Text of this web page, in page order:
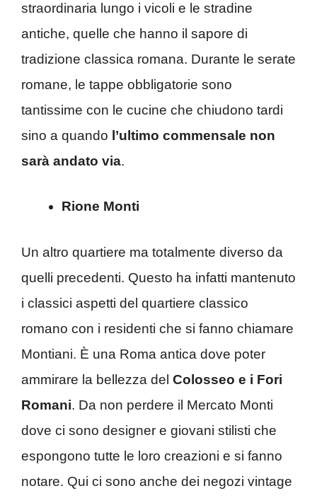
straordinaria lungo i vicoli e le stradine
antiche, quelle che hanno il sapore di
tradizione classica romana. Durante le serate
romane, le tappe obbligatorie sono
tantissime con le cucine che chiudono tardi
sino a quando l’ultimo commensale non
sarà andato via.
Rione Monti
Un altro quartiere ma totalmente diverso da
quelli precedenti. Questo ha infatti mantenuto
i classici aspetti del quartiere classico
romano con i residenti che si fanno chiamare
Montiani. È una Roma antica dove poter
ammirare la bellezza del Colosseo e i Fori
Romani. Da non perdere il Mercato Monti
dove ci sono designer e giovani stilisti che
espongono tutte le loro creazioni e si fanno
notare. Qui ci sono anche dei negozi vintage